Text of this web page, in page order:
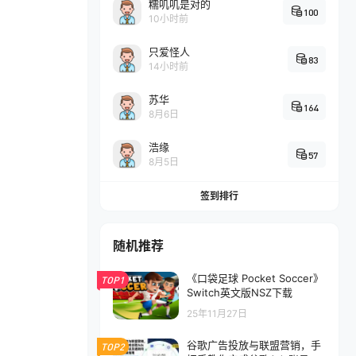
糯叽叽是对的
10小时前
100
只爱怪人
14小时前
83
苏华
8月6日
164
浩缘
8月5日
57
签到排行
随机推荐
TOP1
《口袋足球 Pocket Soccer》
Switch英文版NSZ下载
25年11月27日
TOP2
谷歌广告投放与联盟营销，手